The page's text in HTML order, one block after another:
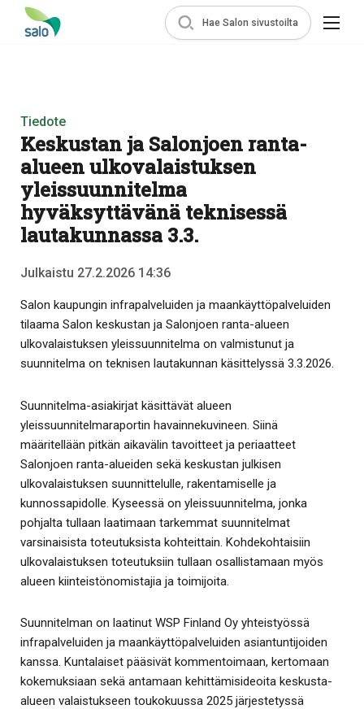
Hae Salon sivustoilta
Tiedote
Keskustan ja Salonjoen ranta-
alueen ulkovalaistuksen
yleissuunnitelma
hyväksyttävänä teknisessä
lautakunnassa 3.3.
Julkaistu 27.2.2026 14:36
Salon kaupungin infrapalveluiden ja maankäyttöpalveluiden
tilaama Salon keskustan ja Salonjoen ranta-alueen
ulkovalaistuksen yleissuunnitelma on valmistunut ja
suunnitelma on teknisen lautakunnan käsittelyssä 3.3.2026.
Suunnitelma-asiakirjat käsittävät alueen
yleissuunnitelmaraportin havainnekuvineen. Siinä
määritellään pitkän aikavälin tavoitteet ja periaatteet
Salonjoen ranta-alueiden sekä keskustan julkisen
ulkovalaistuksen suunnittelulle, rakentamiselle ja
kunnossapidolle. Kyseessä on yleissuunnitelma, jonka
pohjalta tullaan laatimaan tarkemmat suunnitelmat
varsinaisista toteutuksista kohteittain. Kohdekohtaisiin
ulkovalaistuksen toteutuksiin tullaan osallistamaan myös
alueen kiinteistönomistajia ja toimijoita.
Suunnitelman on laatinut WSP Finland Oy yhteistyössä
infrapalveluiden ja maankäyttöpalveluiden asiantuntijoiden
kanssa. Kuntalaiset pääsivät kommentoimaan, kertomaan
kokemuksiaan sekä antamaan kehittämisideoita keskusta-
alueen valaistukseen toukokuussa 2025 järjestetyssä